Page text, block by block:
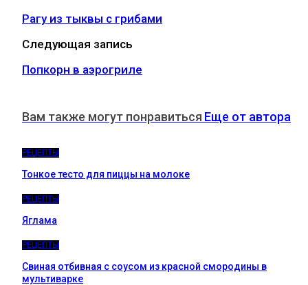
Рагу из тыквы с грибами
Следующая запись
Попкорн в аэрогриле
Вам также могут понравиться Еще от автора
РЕЦЕПТЫ
Тонкое тесто для пиццы на молоке
РЕЦЕПТЫ
Яглама
РЕЦЕПТЫ
Свиная отбивная с соусом из красной смородины в
мультиварке